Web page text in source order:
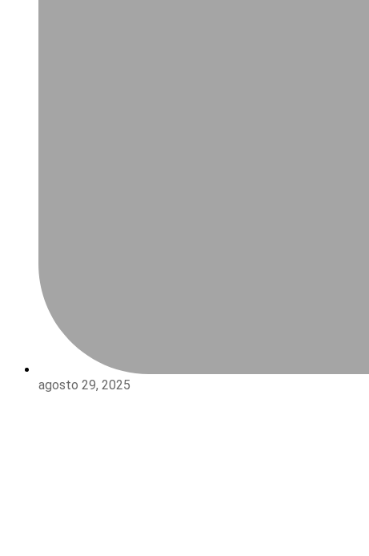
agosto 29, 2025